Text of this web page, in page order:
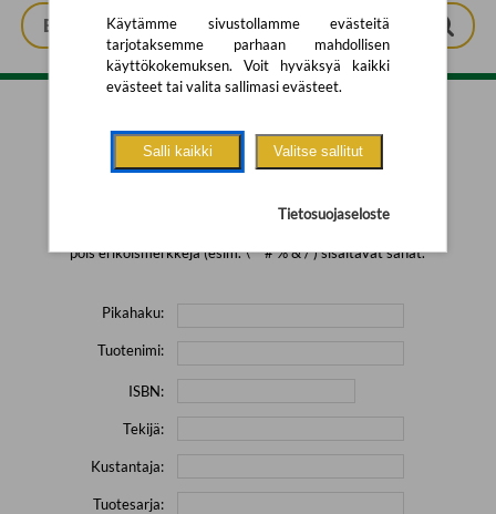
Tarkennettu haku
pois erikoismerkkejä (esim. \' " # % & / ) sisältävät sanat.
Pikahaku:
Tuotenimi:
ISBN:
Tekijä:
Kustantaja:
Tuotesarja:
Käytämme sivustollamme evästeitä
tarjotaksemme parhaan mahdollisen
käyttökokemuksen. Voit hyväksyä kaikki
evästeet tai valita sallimasi evästeet.
Salli kaikki Valitse sallitut
Tietosuojaseloste